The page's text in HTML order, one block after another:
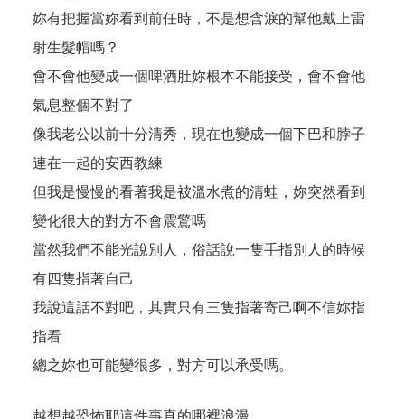
妳有把握當妳看到前任時，不是想含淚的幫他戴上雷
射生髮帽嗎？
會不會他變成一個啤酒肚妳根本不能接受，會不會他
氣息整個不對了
像我老公以前十分清秀，現在也變成一個下巴和脖子
連在一起的安西教練
但我是慢慢的看著我是被溫水煮的清蛙，妳突然看到
變化很大的對方不會震驚嗎
當然我們不能光說別人，俗話說一隻手指別人的時候
有四隻指著自己
我說這話不對吧，其實只有三隻指著寄己啊不信妳指
指看
總之妳也可能變很多，對方可以承受嗎。